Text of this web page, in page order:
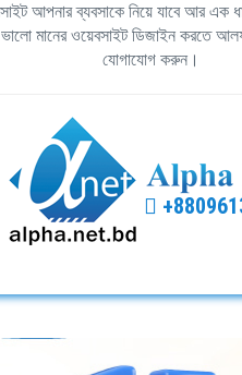
আপনার ব্যবসাকে নিয়ে যাবে আর এক
মানের ওয়েবসাইট ডিজাইন করতে
যোগাযোগ করুন।